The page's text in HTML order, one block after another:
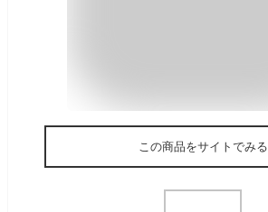
この商品をサイトでみる